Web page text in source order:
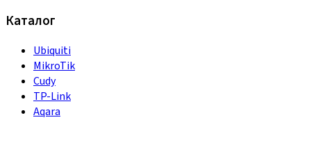
Каталог
Ubiquiti
MikroTik
Cudy
TP-Link
Aqara